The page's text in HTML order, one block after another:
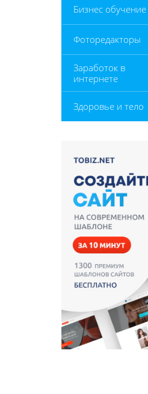
Бизнес обучение
Фоторедакторы
Заработок в
интернете
Здоровье и тело